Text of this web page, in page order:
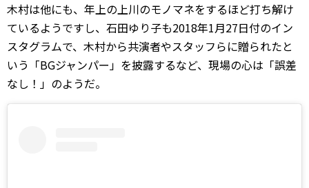
木村は他にも、年上の上川のモノマネをするほど打ち解け
ているようですし、石田ゆり子も2018年1月27日付のイン
スタグラムで、木村から共演者やスタッフらに贈られたと
いう「BGジャンパー」を披露するなど、現場の心は「誤差
なし！」のようだ。